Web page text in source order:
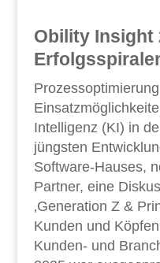
Obility Insight
Intelligenz (KI) in
jüngsten
Software-Hauses,
Partner, eine
‚Generation Z &
Kunden und
Kunden- und